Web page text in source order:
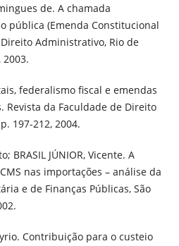
de. A chamada
pública (Emenda Constitucional
Administrativo, Rio de
2003.
federalismo fiscal e emendas
da Faculdade de Direito
197-212, 2004.
BRASIL JÚNIOR, Vicente. A
nas importações – análise da
e de Finanças Públicas, São
Contribuição para o custeio